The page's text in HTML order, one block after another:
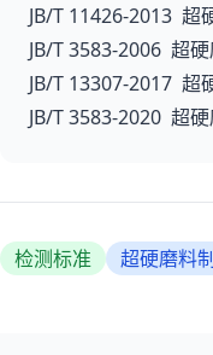
JB/T 11426-2013 超
JB/T 3583-2006 超
JB/T 13307-2017 超
JB/T 3583-2020 超
检测标准 超硬磨料